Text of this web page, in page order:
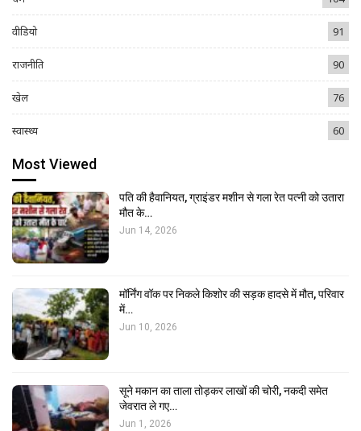
वीडियो 91
राजनीति 90
खेल 76
स्वास्थ्य 60
Most Viewed
पति की हैवानियत, ग्राइंडर मशीन से गला रेत पत्नी को उतारा
मौत के…
Jun 14, 2026
मॉर्निंग वॉक पर निकले किशोर की सड़क हादसे में मौत, परिवार
में…
Jun 10, 2026
सूने मकान का ताला तोड़कर लाखों की चोरी, नकदी समेत
जेवरात ले गए…
Jun 1, 2026